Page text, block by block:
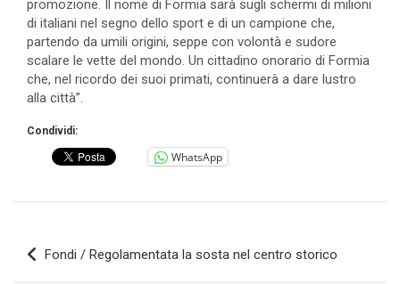
promozione. Il nome di Formia sarà sugli schermi di milioni
di italiani nel segno dello sport e di un campione che,
partendo da umili origini, seppe con volontà e sudore
scalare le vette del mondo. Un cittadino onorario di Formia
che, nel ricordo dei suoi primati, continuerà a dare lustro
alla città”.
Condividi:
WhatsApp
Navigazione
articoli
Fondi / Regolamentata la sosta nel centro storico